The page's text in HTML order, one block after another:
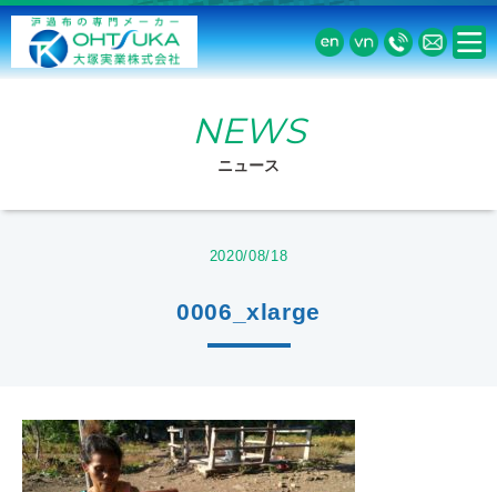
NEWS
ニュース
2020/08/18
0006_xlarge